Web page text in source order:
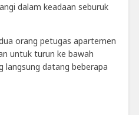
dalam keadaan seburuk
orang petugas apartemen
untuk turun ke bawah
langsung datang beberapa